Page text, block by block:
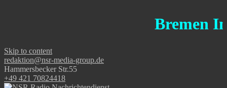
Bremen
Skip to content
redaktion@nsr-media-group.de
Hammersbecker Str.55
+49 421 70824418